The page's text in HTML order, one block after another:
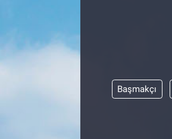
Başmakçı